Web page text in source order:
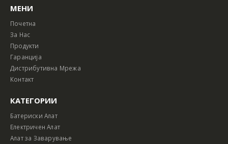
МЕНИ
Почетна
За Нас
Продукти
Гаранција
Дистрибутивна Мрежа
Контакт
КАТЕГОРИИ
Батериски Алат
Електричен Алат
Алат за Заварување